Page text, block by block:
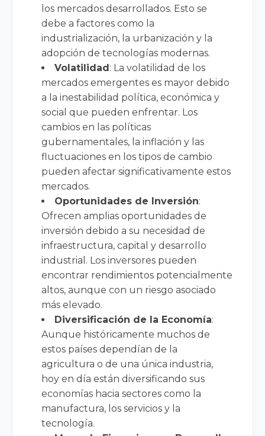
los mercados desarrollados. Esto se
debe a factores como la
industrialización, la urbanización y la
adopción de tecnologías modernas.
Volatilidad: La volatilidad de los
mercados emergentes es mayor debido
a la inestabilidad política, económica y
social que pueden enfrentar. Los
cambios en las políticas
gubernamentales, la inflación y las
fluctuaciones en los tipos de cambio
pueden afectar significativamente estos
mercados.
Oportunidades de Inversión:
Ofrecen amplias oportunidades de
inversión debido a su necesidad de
infraestructura, capital y desarrollo
industrial. Los inversores pueden
encontrar rendimientos potencialmente
altos, aunque con un riesgo asociado
más elevado.
Diversificación de la Economía:
Aunque históricamente muchos de
estos países dependían de la
agricultura o de una única industria,
hoy en día están diversificando sus
economías hacia sectores como la
manufactura, los servicios y la
tecnología.